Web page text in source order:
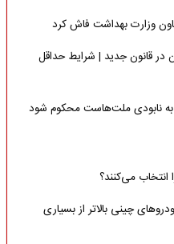
وزارت بهداشت فاش کرد
در قانون جدید | شرایط حداقل
به نابودی ملت‌هاست محکوم شود
انتخاب می‌کنند؟
خودروهای چینی بالاتر از بسیاری